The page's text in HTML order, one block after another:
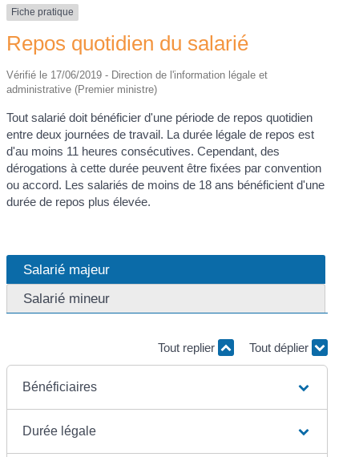
Fiche pratique
Repos quotidien du salarié
Vérifié le 17/06/2019 - Direction de l'information légale et
administrative (Premier ministre)
Tout salarié doit bénéficier d'une période de repos quotidien
entre deux journées de travail. La durée légale de repos est
d'au moins 11 heures consécutives. Cependant, des
dérogations à cette durée peuvent être fixées par convention
ou accord. Les salariés de moins de 18 ans bénéficient d'une
durée de repos plus élevée.
Salarié majeur
Salarié mineur
Tout replier Tout déplier
Bénéficiaires
Durée légale